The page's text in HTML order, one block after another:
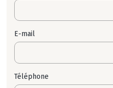
E-mail
Téléphone